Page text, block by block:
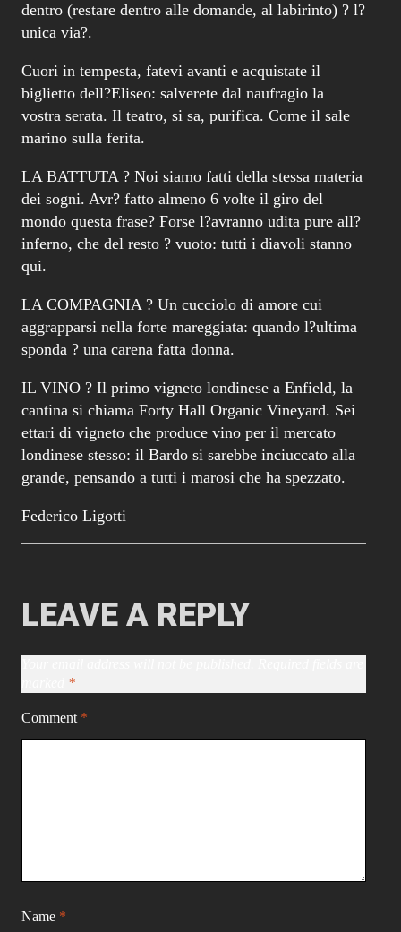
dentro (restare dentro alle domande, al labirinto) ? l?
unica via?.
Cuori in tempesta, fatevi avanti e acquistate il
biglietto dell?Eliseo: salverete dal naufragio la
vostra serata. Il teatro, si sa, purifica. Come il sale
marino sulla ferita.
LA BATTUTA ? Noi siamo fatti della stessa materia
dei sogni. Avr? fatto almeno 6 volte il giro del
mondo questa frase? Forse l?avranno udita pure all?
inferno, che del resto ? vuoto: tutti i diavoli stanno
qui.
LA COMPAGNIA ? Un cucciolo di amore cui
aggrapparsi nella forte mareggiata: quando l?ultima
sponda ? una carena fatta donna.
IL VINO ? Il primo vigneto londinese a Enfield, la
cantina si chiama Forty Hall Organic Vineyard. Sei
ettari di vigneto che produce vino per il mercato
londinese stesso: il Bardo si sarebbe inciuccato alla
grande, pensando a tutti i marosi che ha spezzato.
Federico Ligotti
LEAVE A REPLY
*
Comment *
Name *